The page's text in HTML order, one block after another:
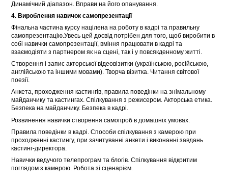
Динамічний діапазон. Вправи на його опанування.
4. Вироблення навичок самопрезентації
Фінальна частина курсу націлена на роботу в кадрі та правильну
самопрезентацію.Увесь цей досвід потрібен для того, щоб виробити в
собі навички самопрезентації, вміння працювати в кадрі та
взаємодіяти з партнером як на сцені, так і у повсякденному житті.
Створення і запис акторської відеовізитки (українською, російською,
англійською та іншими мовами). Творча візитка. Читання світової
поезії.
Анкета, проходження кастингів, правила поведінки на знімальному
майданчику та кастингах. Спілкування з режисером. Акторська етика.
Безпека на майданчику. Безпека в кадрі.
Розвинення навички створення самопроб в домашніх умовах.
Правила поведінки в кадрі. Способи спілкування з камерою при
проходженні кастингу, при зачитуванні анкети і виконанні завдань
кастинг-директора.
Навички ведучого телепрограм та блогів. Спілкування відкритим
поглядом з камерою. Робота зі сценарієм.